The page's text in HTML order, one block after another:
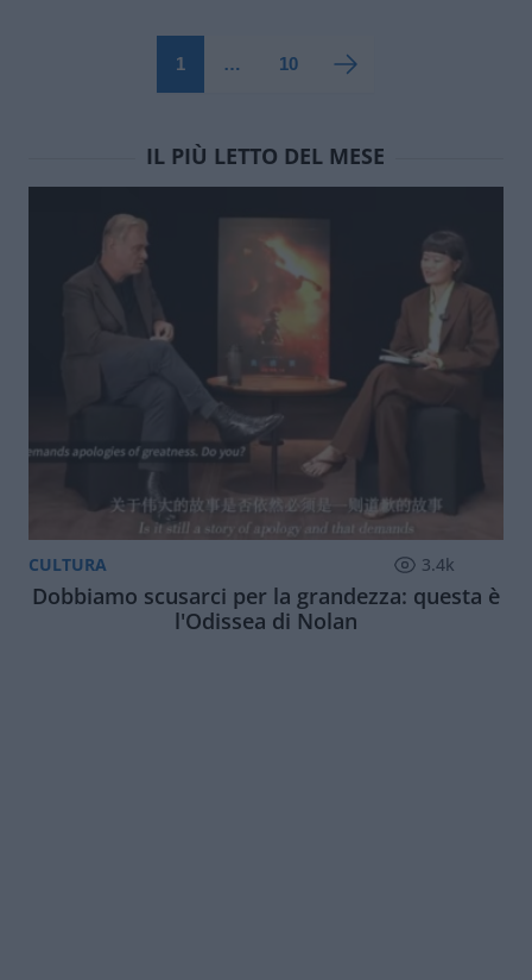
1 … 10
IL PIÙ LETTO DEL MESE
CULTURA 3.4k
Dobbiamo scusarci per la grandezza: questa è
l'Odissea di Nolan